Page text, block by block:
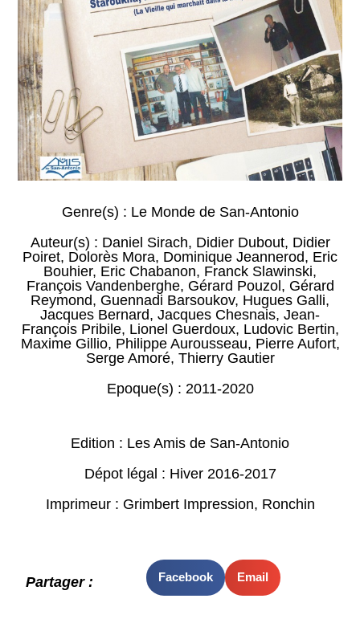
Genre(s) : Le Monde de San-Antonio
Auteur(s) : Daniel Sirach, Didier Dubout, Didier
Poiret, Dolorès Mora, Dominique Jeannerod, Eric
Bouhier, Eric Chabanon, Franck Slawinski,
François Vandenberghe, Gérard Pouzol, Gérard
Reymond, Guennadi Barsoukov, Hugues Galli,
Jacques Bernard, Jacques Chesnais, Jean-
François Pribile, Lionel Guerdoux, Ludovic Bertin,
Maxime Gillio, Philippe Aurousseau, Pierre Aufort,
Serge Amoré, Thierry Gautier
Epoque(s) : 2011-2020
Edition : Les Amis de San-Antonio
Dépot légal : Hiver 2016-2017
Imprimeur : Grimbert Impression, Ronchin
Partager : Facebook Email